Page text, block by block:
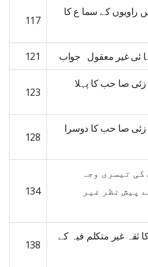
راویوں کے سما ع کا
117
ئی غیر معقول جواب 121
زئی صا حب کا پہلا
123
زئی صا حب کا دوسرا
128
تیسری وجہ
پیش نظر غیر
134
ثقہ غیر متکلم فیہ کے
138